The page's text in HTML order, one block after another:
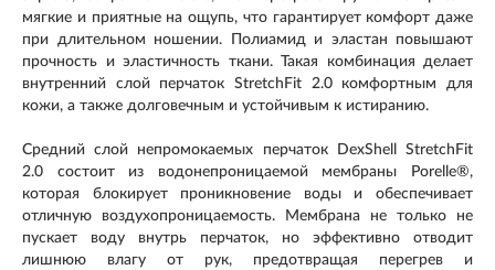
мягкие и приятные на ощупь, что гарантирует комфорт даже
при длительном ношении. Полиамид и эластан повышают
прочность и эластичность ткани. Такая комбинация делает
внутренний слой перчаток StretchFit 2.0 комфортным для
кожи, а также долговечным и устойчивым к истиранию.
Средний слой непромокаемых перчаток DexShell StretchFit
2.0 состоит из водонепроницаемой мембраны Porelle®,
которая блокирует проникновение воды и обеспечивает
отличную воздухопроницаемость. Мембрана не только не
пускает воду внутрь перчаток, но эффективно отводит
лишнюю влагу от рук, предотвращая перегрев и